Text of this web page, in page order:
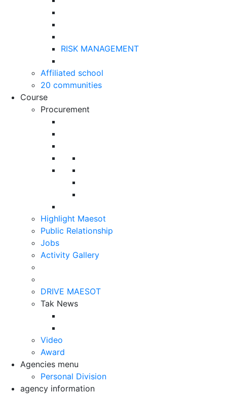
RISK MANAGEMENT
Affiliated school
20 communities
Course
Procurement
Highlight Maesot
Public Relationship
Jobs
Activity Gallery
DRIVE MAESOT
Tak News
Video
Award
Agencies menu
Personal Division
agency information